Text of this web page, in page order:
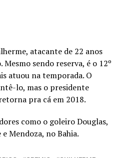
atacante de 22 anos
sendo reserva, é o 12º
atuou na temporada. O
lo, mas o presidente
pra cá em 2018.
como o goleiro Douglas,
Mendoza, no Bahia.